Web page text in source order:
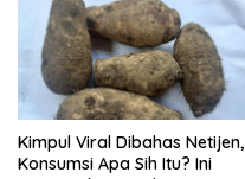
Kimpul Viral Dibahas Netijen,
Konsumsi Apa Sih Itu? Ini